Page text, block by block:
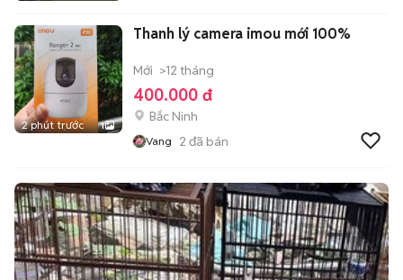
2 phút trước 1
Thanh lý camera imou mới 100%
Mới >12 tháng
400.000 đ
Bắc Ninh
Vang 2 đã bán